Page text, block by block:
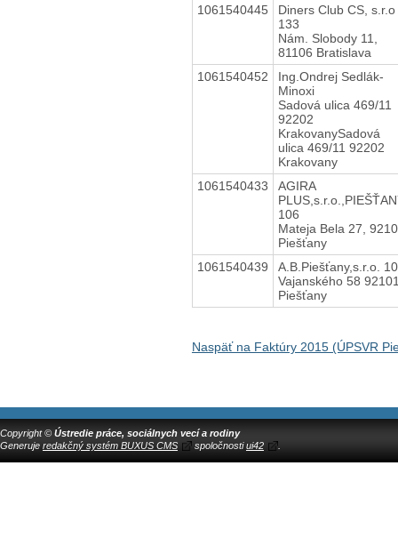
1061540445
Diners Club CS, s.r.o
133
Nám. Slobody 11,
81106 Bratislava
1061540452
Ing.Ondrej Sedlák-
Minoxi
Sadová ulica 469/11
92202
KrakovanySadová
ulica 469/11 92202
Krakovany
1061540433
AGIRA
106
Mateja Bela 27,
Piešťany
1061540439
A.B.Piešťany,s.r.o.
Vajanského 58
Piešťany
Naspäť na Faktúry 2015 (ÚPSVR
Copyright © Ústredie práce, sociálnych vecí a rodiny
Generuje redakčný systém BUXUS CMS spoločnostiui42